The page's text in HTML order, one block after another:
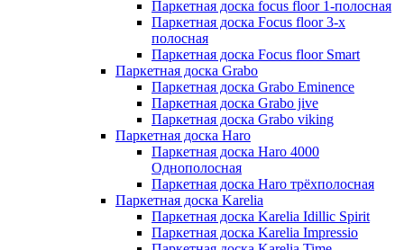
Паркетная доска focus floor 1-полосная
Паркетная доска Focus floor 3-х
полосная
Паркетная доска Focus floor Smart
Паркетная доска Grabo
Паркетная доска Grabo Eminence
Паркетная доска Grabo jive
Паркетная доска Grabo viking
Паркетная доска Haro
Паркетная доска Haro 4000
Однополосная
Паркетная доска Haro трёхполосная
Паркетная доска Karelia
Паркетная доска Karelia Idillic Spirit
Паркетная доска Karelia Impressio